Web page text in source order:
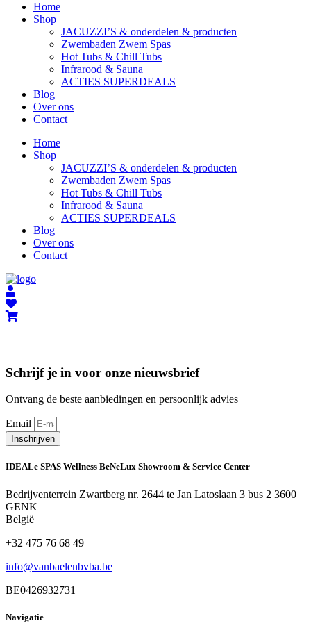
Home
Shop
JACUZZI’S & onderdelen & producten
Zwembaden Zwem Spas
Hot Tubs & Chill Tubs
Infrarood & Sauna
ACTIES SUPERDEALS
Blog
Over ons
Contact
Home
Shop
JACUZZI’S & onderdelen & producten
Zwembaden Zwem Spas
Hot Tubs & Chill Tubs
Infrarood & Sauna
ACTIES SUPERDEALS
Blog
Over ons
Contact
Schrijf je in voor onze nieuwsbrief
Ontvang de beste aanbiedingen en persoonlijk advies
Email
Inschrijven
IDEALe SPAS Wellness BeNeLux Showroom & Service Center
Bedrijventerrein Zwartberg nr. 2644 te Jan Latoslaan 3 bus 2 3600
GENK
België
+32 475 76 68 49
info@vanbaelenbvba.be
BE0426932731
Navigatie